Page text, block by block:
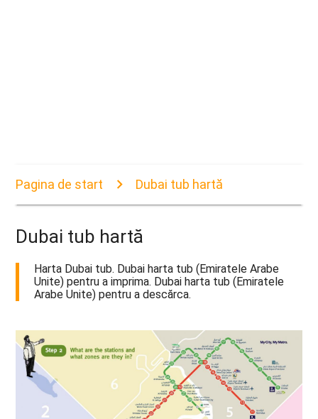
Pagina de start Dubai tub hartă
Dubai tub hartă
Harta Dubai tub. Dubai harta tub (Emiratele Arabe
Unite) pentru a imprima. Dubai harta tub (Emiratele
Arabe Unite) pentru a descărca.